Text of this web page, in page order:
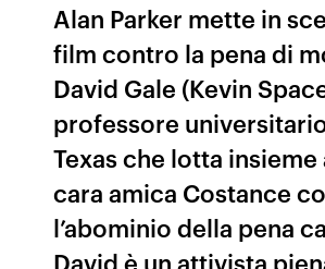
Alan Parker mette in
film contro la pena di
David Gale (Kevin
professore
Texas che lotta insieme
cara amica Costance
l’abominio della pena
David è un attivista